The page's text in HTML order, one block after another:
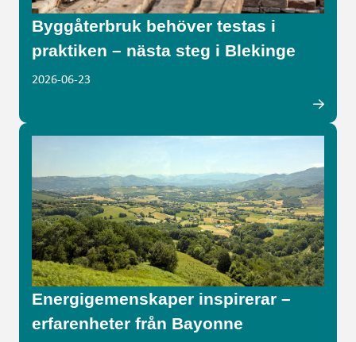
Byggåterbruk behöver testas i
praktiken – nästa steg i Blekinge
2026-06-23
Energigemenskaper inspirerar –
erfarenheter från Bayonne